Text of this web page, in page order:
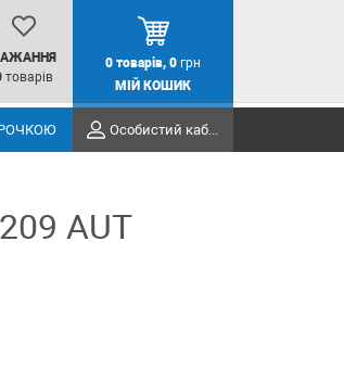
товарів
0 товарів, 0 грн
МІЙ КОШИК
Особистий кабінет
AUT